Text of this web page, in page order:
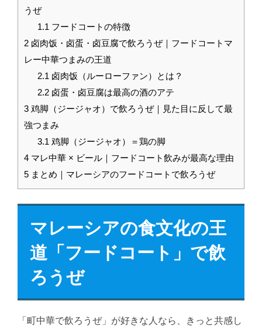
うぜ
1.1 フードコートの特徴
2 卤肉饭・卤蛋・卤豆腐で飲ろうぜ｜フードコートマ
レー中華つまみの王道
2.1 卤肉饭（ルーローファン）とは？
2.2卤蛋・卤豆腐は最高の酒のアテ
3 鸡脚（ジージャオ）で飲ろうぜ｜見た目に反して最
強つまみ
3.1 鸡脚（ジージャオ）＝鶏の脚
4 マレ中華 × ビール｜フードコート飲みが最高な理由
5 まとめ｜マレーシアのフードコートで飲ろうぜ
マレーシアの食文化の王
道「フードコート」で飲
ろうぜ
「町中華で飲ろうぜ」が好きな人なら、きっと共感し